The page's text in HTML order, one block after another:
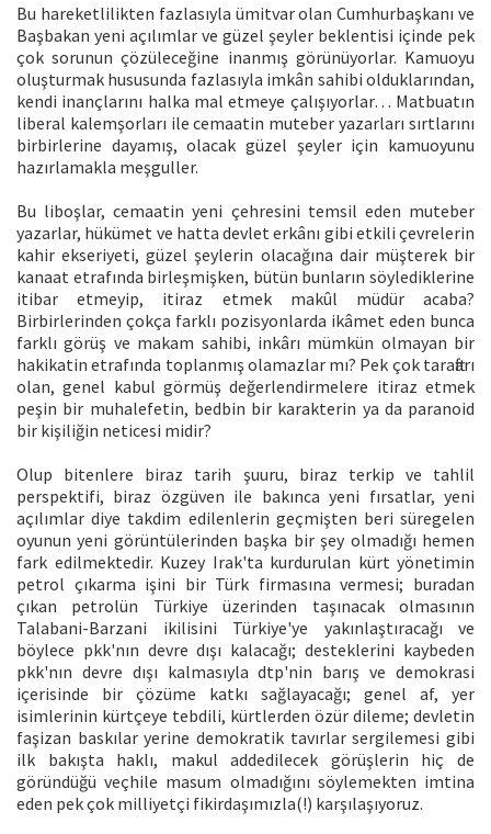
Bu hareketlilikten fazlasıyla ümitvar olan Cumhurbaşkanı ve
Başbakan yeni açılımlar ve güzel şeyler beklentisi içinde pek
çok sorunun çözüleceğine inanmış görünüyorlar. Kamuoyu
oluşturmak hususunda fazlasıyla imkân sahibi olduklarından,
kendi inançlarını halka mal etmeye çalışıyorlar… Matbuatın
liberal kalemşorları ile cemaatin muteber yazarları sırtlarını
birbirlerine dayamış, olacak güzel şeyler için kamuoyunu
hazırlamakla meşguller.
Bu liboşlar, cemaatin yeni çehresini temsil eden muteber
yazarlar, hükümet ve hatta devlet erkânı gibi etkili çevrelerin
kahir ekseriyeti, güzel şeylerin olacağına dair müşterek bir
kanaat etrafında birleşmişken, bütün bunların söylediklerine
itibar etmeyip, itiraz etmek makûl müdür acaba?
Birbirlerinden çokça farklı pozisyonlarda ikâmet eden bunca
farklı görüş ve makam sahibi, inkârı mümkün olmayan bir
hakikatin etrafında toplanmış olamazlar mı? Pek çok taraftarı
olan, genel kabul görmüş değerlendirmelere itiraz etmek
peşin bir muhalefetin, bedbin bir karakterin ya da paranoid
bir kişiliğin neticesi midir?
Olup bitenlere biraz tarih şuuru, biraz terkip ve tahlil
perspektifi, biraz özgüven ile bakınca yeni fırsatlar, yeni
açılımlar diye takdim edilenlerin geçmişten beri süregelen
oyunun yeni görüntülerinden başka bir şey olmadığı hemen
fark edilmektedir. Kuzey Irak'ta kurdurulan kürt yönetimin
petrol çıkarma işini bir Türk firmasına vermesi; buradan
çıkan petrolün Türkiye üzerinden taşınacak olmasının
Talabani-Barzani ikilisini Türkiye'ye yakınlaştıracağı ve
böylece pkk'nın devre dışı kalacağı; desteklerini kaybeden
pkk'nın devre dışı kalmasıyla dtp'nin barış ve demokrasi
içerisinde bir çözüme katkı sağlayacağı; genel af, yer
isimlerinin kürtçeye tebdili, kürtlerden özür dileme; devletin
faşizan baskılar yerine demokratik tavırlar sergilemesi gibi
ilk bakışta haklı, makul addedilecek görüşlerin hiç de
göründüğü veçhile masum olmadığını söylemekten imtina
eden pek çok milliyetçi fikirdaşımızla(!) karşılaşıyoruz.